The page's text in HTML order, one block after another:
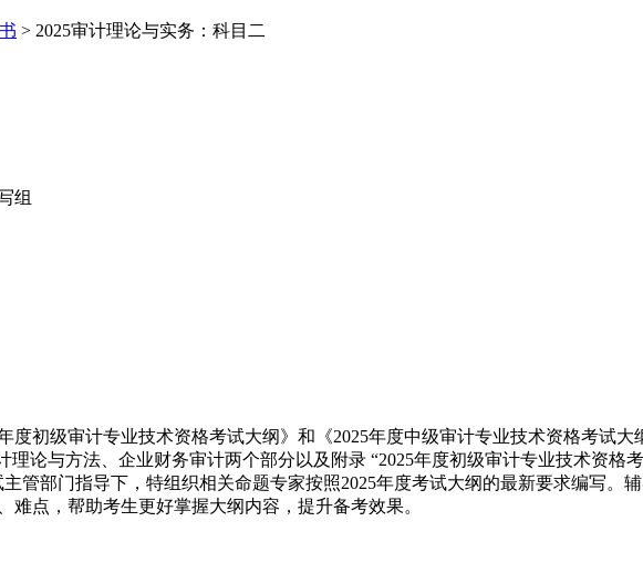
> 2025审计理论与实务：科目二
组
初级审计专业技术资格考试大纲》和《2025年度中级审计专业技术资格考试
理论与方法、企业财务审计两个部分以及附录 “2025年度初级审计专业技术资格
管部门指导下，特组织相关命题专家按照2025年度考试大纲的最新要求编写。
点，帮助考生更好掌握大纲内容，提升备考效果。